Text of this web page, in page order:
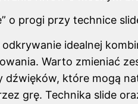
o progi przy technice
idealnej
Warto zmieniać
dźwięków, które mogą
grę. Technika slide